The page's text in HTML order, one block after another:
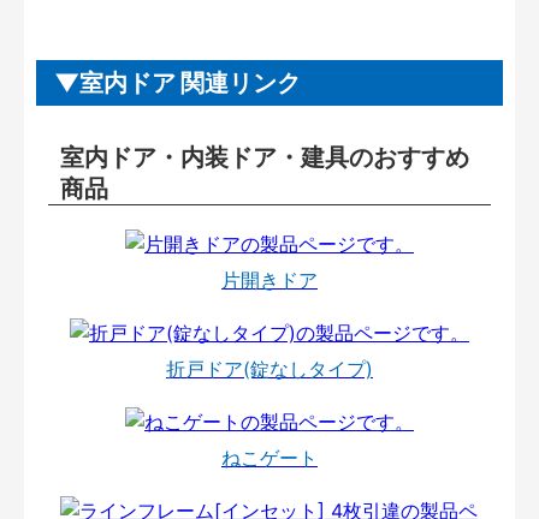
室内ドア 関連リンク
室内ドア・内装ドア・建具のおすすめ
商品
片開きドア
折戸ドア(錠なしタイプ)
ねこゲート